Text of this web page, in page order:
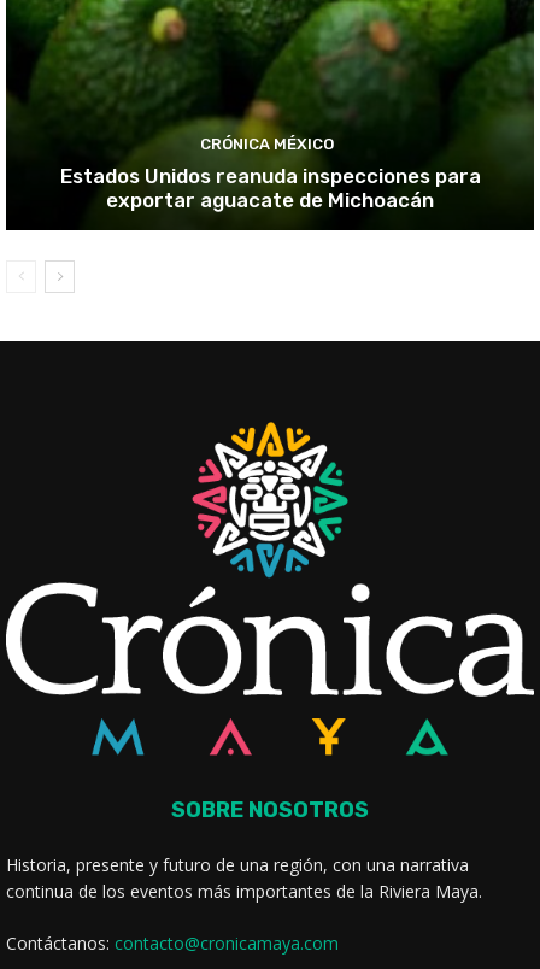
CRÓNICA MÉXICO
Estados Unidos reanuda inspecciones para
exportar aguacate de Michoacán
SOBRE NOSOTROS
Historia, presente y futuro de una región, con una narrativa
continua de los eventos más importantes de la Riviera Maya.
Contáctanos: contacto@cronicamaya.com